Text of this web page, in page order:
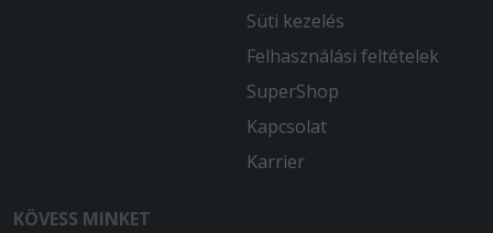
legalább jól megágyaztak körettel,
hogy legyen súlya a dobozának. A 2
Süti kezelés
Felhasználási feltételek
SuperShop
Kapcsolat
Karrier
KÖVESS MINKET